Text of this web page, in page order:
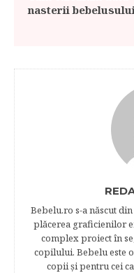
nasterii
Bebelu.ro s-a născut
plăcerea graficienilor
complex proiect în
copilului. Bebelu este
copii şi pentru cei